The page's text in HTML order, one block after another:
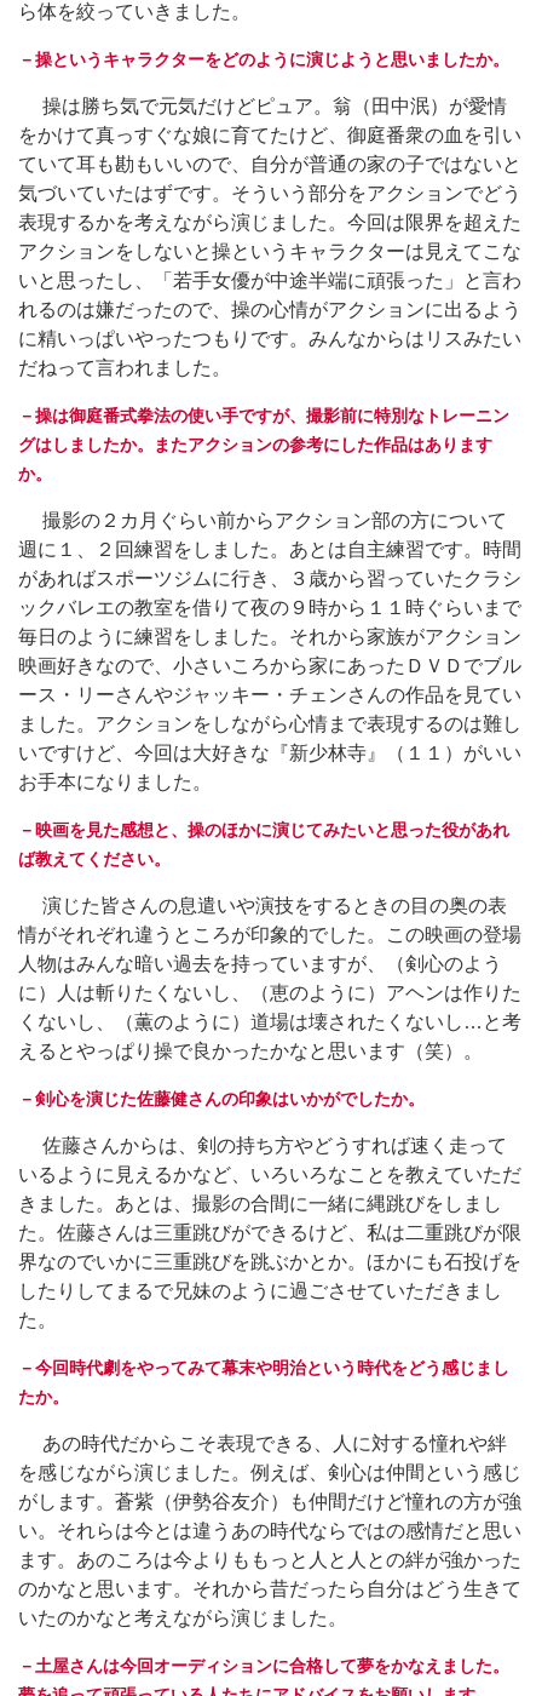
ら体を絞っていきました。
－操というキャラクターをどのように演じようと思いましたか。
操は勝ち気で元気だけどピュア。翁（田中泯）が愛情
をかけて真っすぐな娘に育てたけど、御庭番衆の血を引い
ていて耳も勘もいいので、自分が普通の家の子ではないと
気づいていたはずです。そういう部分をアクションでどう
表現するかを考えながら演じました。今回は限界を超えた
アクションをしないと操というキャラクターは見えてこな
いと思ったし、「若手女優が中途半端に頑張った」と言わ
れるのは嫌だったので、操の心情がアクションに出るよう
に精いっぱいやったつもりです。みんなからはリスみたい
だねって言われました。
－操は御庭番式拳法の使い手ですが、撮影前に特別なトレーニン
グはしましたか。またアクションの参考にした作品はあります
か。
撮影の２カ月ぐらい前からアクション部の方について
週に１、２回練習をしました。あとは自主練習です。時間
があればスポーツジムに行き、３歳から習っていたクラシ
ックバレエの教室を借りて夜の９時から１１時ぐらいまで
毎日のように練習をしました。それから家族がアクション
映画好きなので、小さいころから家にあったＤＶＤでブル
ース・リーさんやジャッキー・チェンさんの作品を見てい
ました。アクションをしながら心情まで表現するのは難し
いですけど、今回は大好きな『新少林寺』（１１）がいい
お手本になりました。
－映画を見た感想と、操のほかに演じてみたいと思った役があれ
ば教えてください。
演じた皆さんの息遣いや演技をするときの目の奥の表
情がそれぞれ違うところが印象的でした。この映画の登場
人物はみんな暗い過去を持っていますが、（剣心のよう
に）人は斬りたくないし、（恵のように）アヘンは作りた
くないし、（薫のように）道場は壊されたくないし…と考
えるとやっぱり操で良かったかなと思います（笑）。
－剣心を演じた佐藤健さんの印象はいかがでしたか。
佐藤さんからは、剣の持ち方やどうすれば速く走って
いるように見えるかなど、いろいろなことを教えていただ
きました。あとは、撮影の合間に一緒に縄跳びをしまし
た。佐藤さんは三重跳びができるけど、私は二重跳びが限
界なのでいかに三重跳びを跳ぶかとか。ほかにも石投げを
したりしてまるで兄妹のように過ごさせていただきまし
た。
－今回時代劇をやってみて幕末や明治という時代をどう感じまし
たか。
あの時代だからこそ表現できる、人に対する憧れや絆
を感じながら演じました。例えば、剣心は仲間という感じ
がします。蒼紫（伊勢谷友介）も仲間だけど憧れの方が強
い。それらは今とは違うあの時代ならではの感情だと思い
ます。あのころは今よりももっと人と人との絆が強かった
のかなと思います。それから昔だったら自分はどう生きて
いたのかなと考えながら演じました。
－土屋さんは今回オーディションに合格して夢をかなえました。